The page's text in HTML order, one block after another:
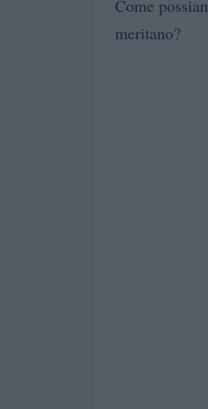
Come
meritano?